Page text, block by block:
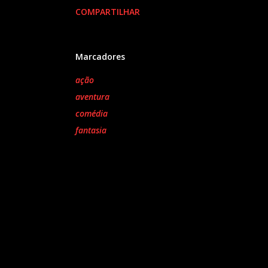
COMPARTILHAR
Marcadores
ação
aventura
comédia
fantasia